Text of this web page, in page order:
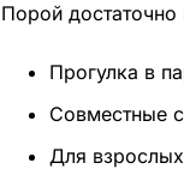
Порой достаточно
Прогулка в
Совместные
Для